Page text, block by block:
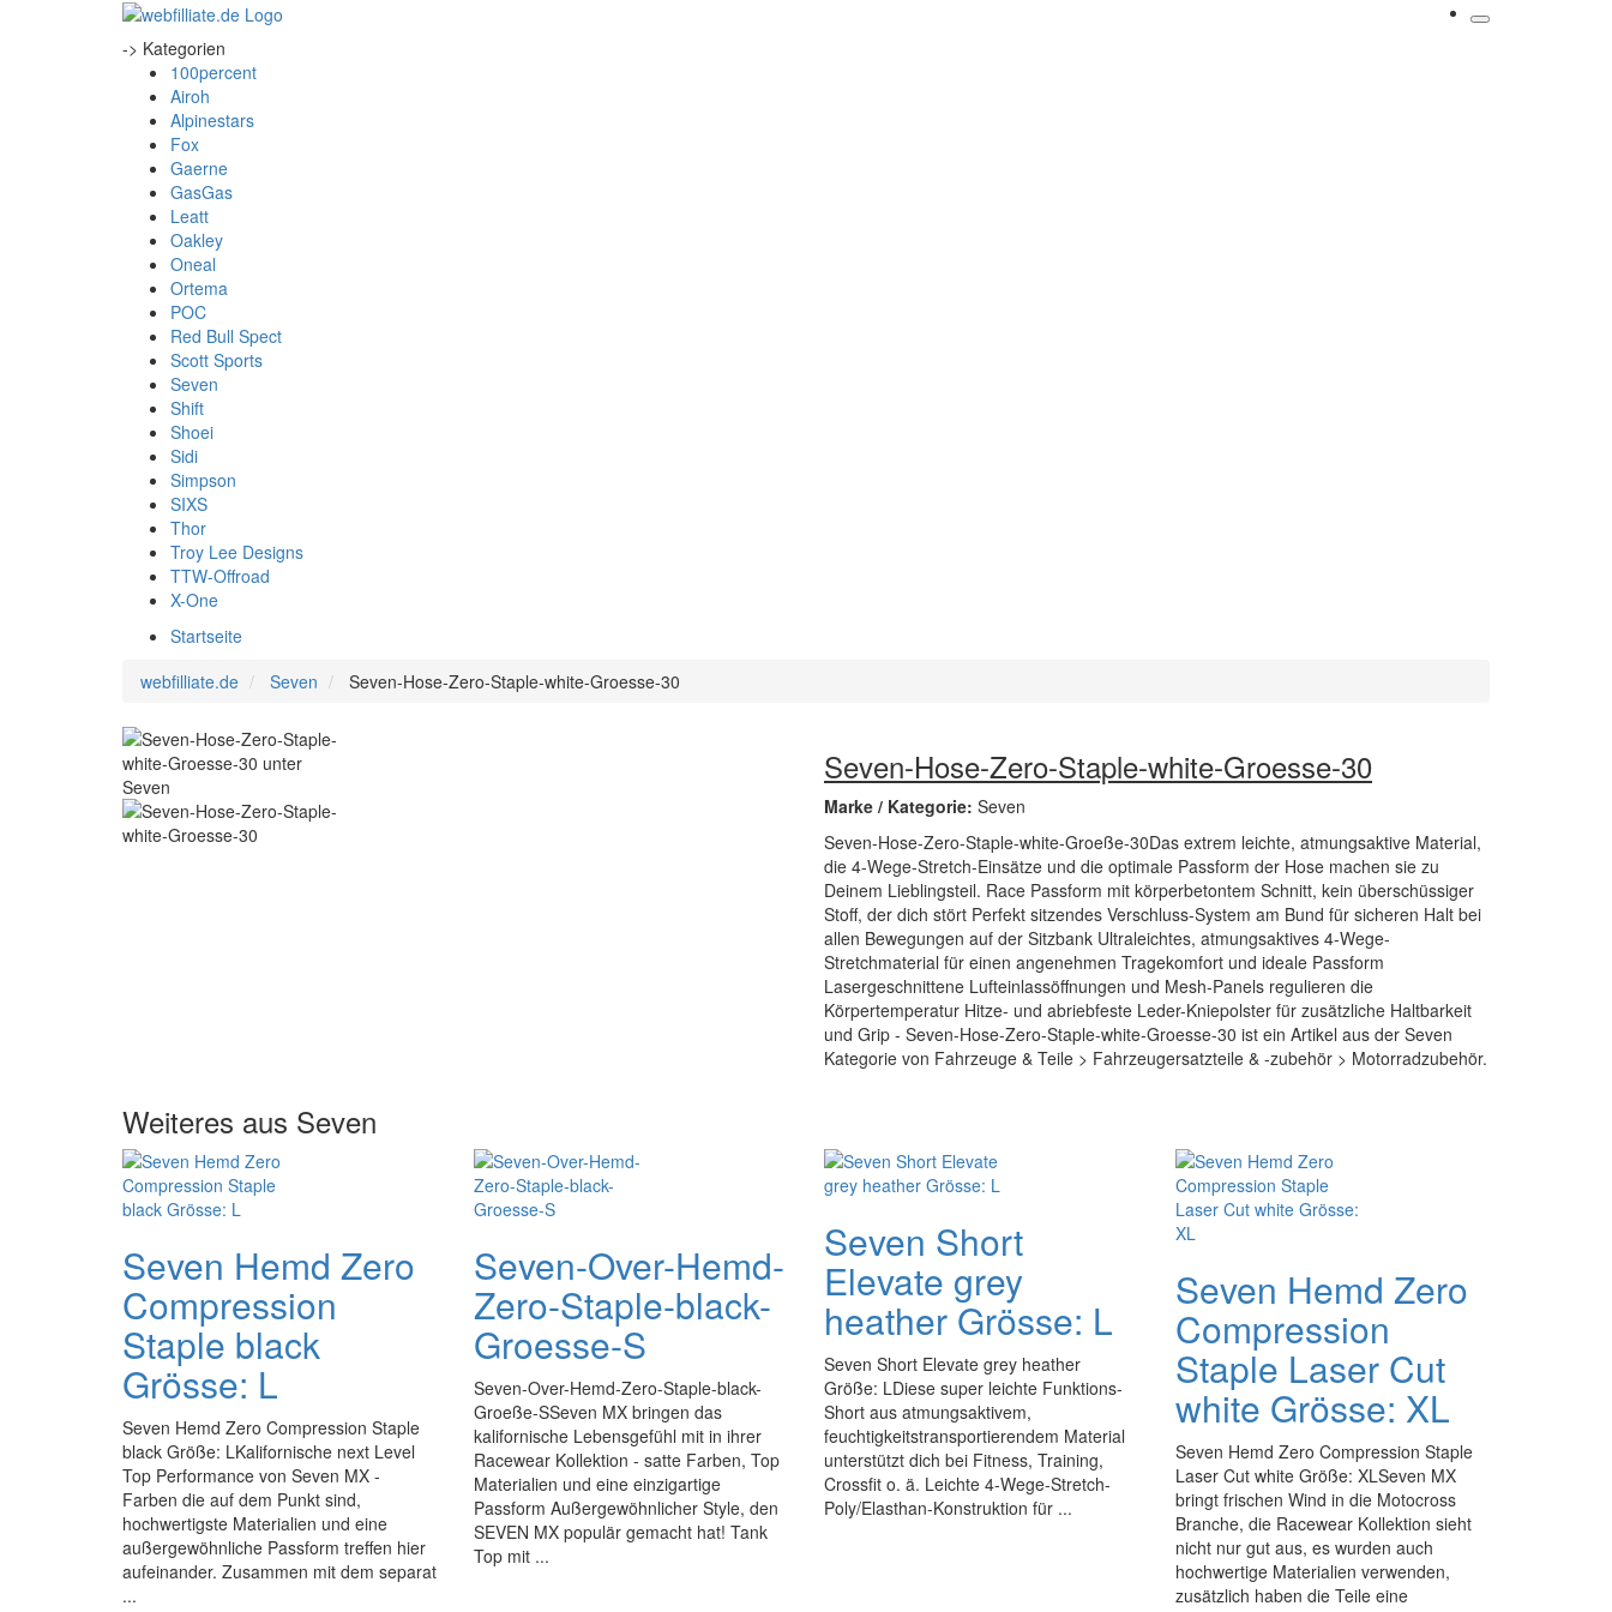
-> Kategorien
100percent
Airoh
Alpinestars
Fox
Gaerne
GasGas
Leatt
Oakley
Oneal
Ortema
POC
Red Bull Spect
Scott Sports
Seven
Shift
Shoei
Sidi
Simpson
SIXS
Thor
Troy Lee Designs
TTW-Offroad
X-One
Startseite
webfilliate.de
Seven Seven-Hose-Zero-Staple-white-Groesse-30
Seven-Hose-Zero-Staple-white-Groesse-30
Marke / Kategorie: Seven
Seven-Hose-Zero-Staple-white-Groeße-30Das extrem leichte, atmungsaktive Material,
die 4-Wege-Stretch-Einsätze und die optimale Passform der Hose machen sie zu
Deinem Lieblingsteil. Race Passform mit körperbetontem Schnitt, kein überschüssiger
Stoff, der dich stört Perfekt sitzendes Verschluss-System am Bund für sicheren Halt bei
allen Bewegungen auf der Sitzbank Ultraleichtes, atmungsaktives 4-Wege-
Stretchmaterial für einen angenehmen Tragekomfort und ideale Passform
Lasergeschnittene Lufteinlassöffnungen und Mesh-Panels regulieren die
Körpertemperatur Hitze- und abriebfeste Leder-Kniepolster für zusätzliche Haltbarkeit
und Grip - Seven-Hose-Zero-Staple-white-Groesse-30 ist ein Artikel aus der Seven
Kategorie von Fahrzeuge & Teile > Fahrzeugersatzteile & -zubehör > Motorradzubehör.
Weiteres aus Seven
Seven Hemd Zero
Compression
Staple black
Grösse: L
Seven Hemd Zero Compression Staple
black Größe: LKalifornische next Level
Top Performance von Seven MX -
Farben die auf dem Punkt sind,
hochwertigste Materialien und eine
außergewöhnliche Passform treffen hier
aufeinander. Zusammen mit dem separat
...
Seven-Over-Hemd-
Zero-Staple-black-
Groesse-S
Seven-Over-Hemd-Zero-Staple-black-
Groeße-SSeven MX bringen das
kalifornische Lebensgefühl mit in ihrer
Racewear Kollektion - satte Farben, Top
Materialien und eine einzigartige
Passform Außergewöhnlicher Style, den
SEVEN MX populär gemacht hat! Tank
Top mit ...
Seven Short
Elevate grey
heather Grösse: L
Seven Short Elevate grey heather
Größe: LDiese super leichte Funktions-
Short aus atmungsaktivem,
feuchtigkeitstransportierendem Material
unterstützt dich bei Fitness, Training,
Crossfit o. ä. Leichte 4-Wege-Stretch-
Poly/Elasthan-Konstruktion für ...
Seven Hemd Zero
Compression
Staple Laser Cut
white Grösse: XL
Seven Hemd Zero Compression Staple
Laser Cut white Größe: XLSeven MX
bringt frischen Wind in die Motocross
Branche, die Racewear Kollektion sieht
nicht nur gut aus, es wurden auch
hochwertige Materialien verwenden,
zusätzlich haben die Teile eine